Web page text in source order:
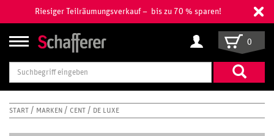
Riesiger Teilräumungsverkauf – bis zu 70 % sparen!
Suchbegriff
eingeben
0
START MARKEN CENT DE LUXE